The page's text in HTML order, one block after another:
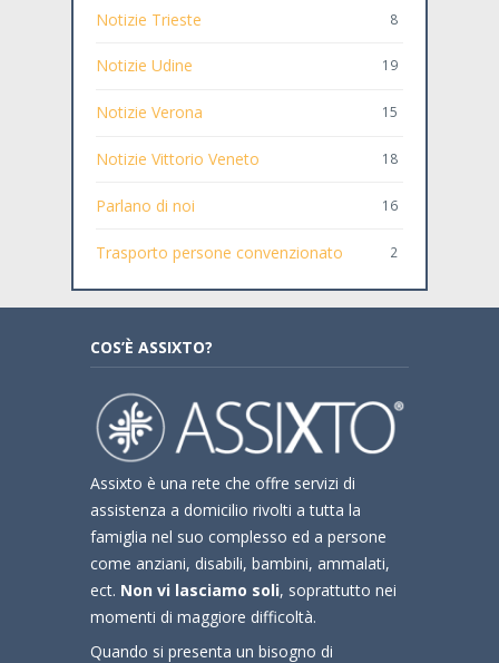
Notizie Trieste 8
Notizie Udine 19
Notizie Verona 15
Notizie Vittorio Veneto 18
Parlano di noi 16
Trasporto persone convenzionato 2
COS’È ASSIXTO?
Assixto è una rete che offre servizi di
assistenza a domicilio rivolti a tutta la
famiglia nel suo complesso ed a persone
come anziani, disabili, bambini, ammalati,
ect. Non vi lasciamo soli, soprattutto nei
momenti di maggiore difficoltà.
Quando si presenta un bisogno di